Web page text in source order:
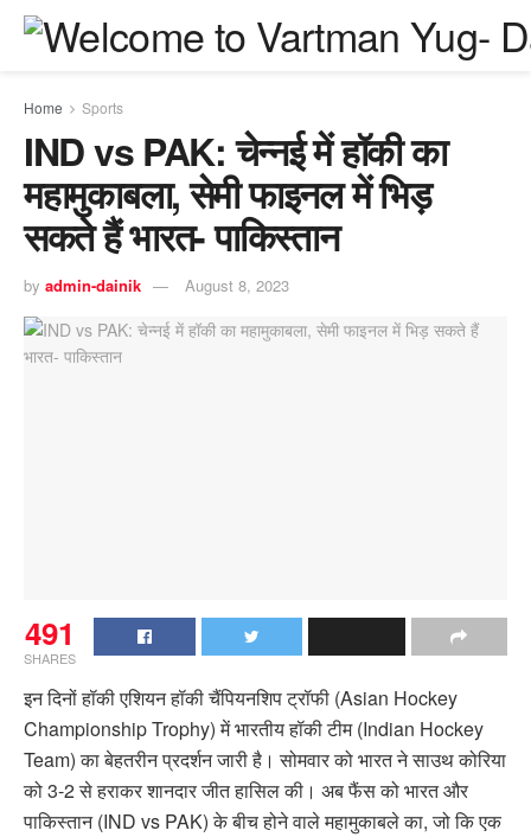
Home Sports
IND vs PAK: चेन्नई में हॉकी का
महामुकाबला, सेमी फाइनल में भिड़
सकते हैं भारत- पाकिस्तान
by admin-dainik August 8, 2023
491
SHARES
इन दिनों हॉकी एशियन हॉकी चैंपियनशिप ट्रॉफी (Asian Hockey
Championship Trophy) में भारतीय हॉकी टीम (Indian Hockey
Team) का बेहतरीन प्रदर्शन जारी है। सोमवार को भारत ने साउथ कोरिया
को 3-2 से हराकर शानदार जीत हासिल की। अब फैंस को भारत और
पाकिस्तान (IND vs PAK) के बीच होने वाले महामुकाबले का, जो कि एक